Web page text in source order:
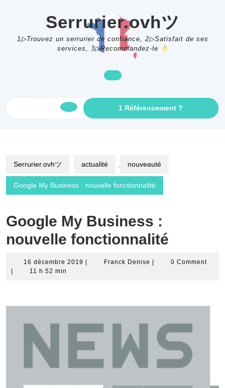
Serrurier.ovhツ
1▷Trouvez un serrurier de confiance, 2▷Satisfait de ses
services, 3▷Recommandez-le
Open
1 Référencement ?
AN
Serrurier.ovhツ actualité nouveauté
Google My Business : nouvelle fonctionnalité
Google My Business :
nouvelle fonctionnalité
16 décembre 2019 16
Franck Denise Franck0 Comment
11 h 52 min